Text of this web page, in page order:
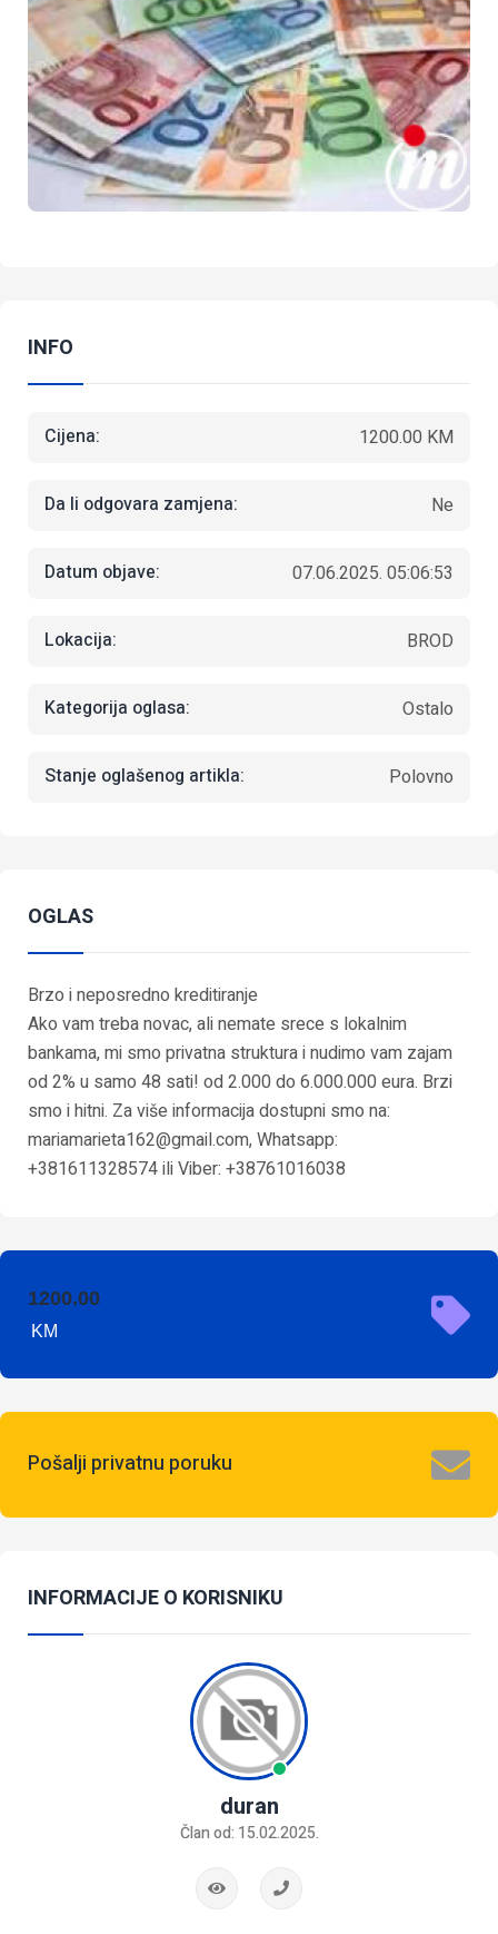
INFO
Cijena: 1200.00 KM
Da li odgovara zamjena: Ne
Datum objave: 07.06.2025. 05:06:53
Lokacija: BROD
Kategorija oglasa: Ostalo
Stanje oglašenog artikla: Polovno
OGLAS
Brzo i neposredno kreditiranje
Ako vam treba novac, ali nemate srece s lokalnim
bankama, mi smo privatna struktura i nudimo vam zajam
od 2% u samo 48 sati! od 2.000 do 6.000.000 eura. Brzi
smo i hitni. Za više informacija dostupni smo na:
mariamarieta162@gmail.com, Whatsapp:
+381611328574 ili Viber: +38761016038
1200.00
KM
Pošalji privatnu poruku
INFORMACIJE O KORISNIKU
duran
Član od: 15.02.2025.